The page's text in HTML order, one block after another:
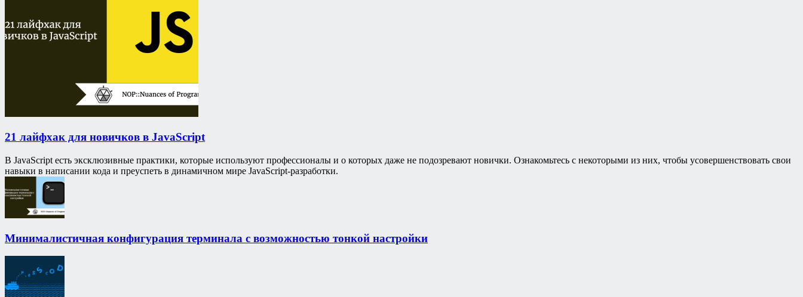
21 лайфхак для новичков в JavaScript
В JavaScript есть эксклюзивные практики, которые используют профессионалы и о которых даже не подозревают новички. Ознакомьтесь с некоторыми из них, чтобы усовершенствовать свои
навыки в написании кода и преуспеть в динамичном мире JavaScript-разработки.
Минималистичная конфигурация терминала с возможностью тонкой настройки